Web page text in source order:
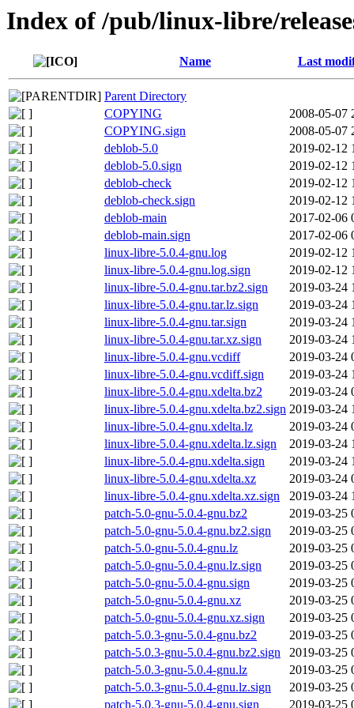
Index of /pub/linux-libre/
Name Last
Parent Directory
COPYING
2008-05-07
COPYING.sign
2008-05-07
deblob-5.0
2019-02-12
deblob-5.0.sign
2019-02-12
deblob-check
2019-02-12
deblob-check.sign
2019-02-12
deblob-main
2017-02-06
deblob-main.sign
2017-02-06
linux-libre-5.0.4-gnu.log
2019-02-12
linux-libre-5.0.4-gnu.log.sign
2019-02-12
linux-libre-5.0.4-gnu.tar.bz2.sign
2019-03-24
linux-libre-5.0.4-gnu.tar.lz.sign
2019-03-24
linux-libre-5.0.4-gnu.tar.sign
2019-03-24
linux-libre-5.0.4-gnu.tar.xz.sign
2019-03-24
linux-libre-5.0.4-gnu.vcdiff
2019-03-24
linux-libre-5.0.4-gnu.vcdiff.sign
2019-03-24
linux-libre-5.0.4-gnu.xdelta.bz2
2019-03-24
linux-libre-5.0.4-gnu.xdelta.bz2.sign 2019-03-24
linux-libre-5.0.4-gnu.xdelta.lz
2019-03-24
linux-libre-5.0.4-gnu.xdelta.lz.sign
2019-03-24
linux-libre-5.0.4-gnu.xdelta.sign
2019-03-24
linux-libre-5.0.4-gnu.xdelta.xz
2019-03-24
linux-libre-5.0.4-gnu.xdelta.xz.sign
2019-03-24
patch-5.0-gnu-5.0.4-gnu.bz2
2019-03-25
patch-5.0-gnu-5.0.4-gnu.bz2.sign
2019-03-25
patch-5.0-gnu-5.0.4-gnu.lz
2019-03-25
patch-5.0-gnu-5.0.4-gnu.lz.sign
2019-03-25
patch-5.0-gnu-5.0.4-gnu.sign
2019-03-25
patch-5.0-gnu-5.0.4-gnu.xz
2019-03-25
patch-5.0-gnu-5.0.4-gnu.xz.sign
2019-03-25
patch-5.0.3-gnu-5.0.4-gnu.bz2
2019-03-25
patch-5.0.3-gnu-5.0.4-gnu.bz2.sign
2019-03-25
patch-5.0.3-gnu-5.0.4-gnu.lz
2019-03-25
patch-5.0.3-gnu-5.0.4-gnu.lz.sign
2019-03-25
patch-5.0.3-gnu-5.0.4-gnu.sign
2019-03-25